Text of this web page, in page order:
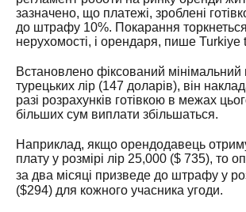
зазначено, що платежі, зроблені
до штрафу 10%. Покарання
нерухомості, і орендаря, пише Turkiye
Встановлено фіксований
турецьких лір (147 доларів), він
разі розрахунків готівкою в межах
більших сум виплати збільшаться.
Наприклад, якщо орендодавець
плату у розмірі лір 25,000 ($ 735), то
за два місяці призведе до штрафу у
($294) для кожного учасника угоди.